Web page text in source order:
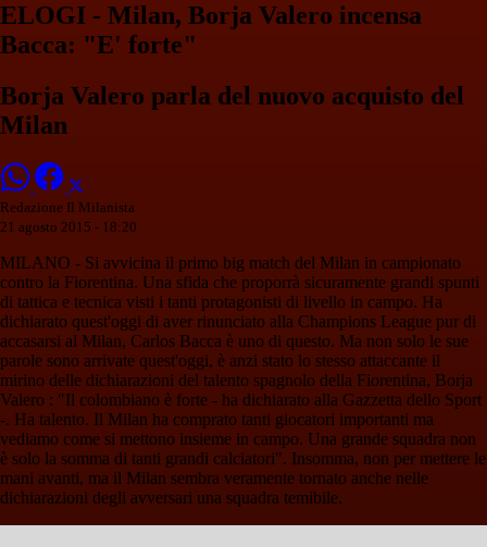
ELOGI - Milan, Borja Valero incensa
Bacca: "E' forte"
Borja Valero parla del nuovo acquisto del
Milan
Redazione Il Milanista
21 agosto 2015 - 18:20
MILANO - Si avvicina il primo big match del Milan in campionato
contro la Fiorentina. Una sfida che proporrà sicuramente grandi spunti
di tattica e tecnica visti i tanti protagonisti di livello in campo. Ha
dichiarato quest'oggi di aver rinunciato alla Champions League pur di
accasarsi al Milan, Carlos Bacca è uno di questo. Ma non solo le sue
parole sono arrivate quest'oggi, è anzi stato lo stesso attaccante il
mirino delle dichiarazioni del talento spagnolo della Fiorentina, Borja
Valero : "Il colombiano è forte - ha dichiarato alla Gazzetta dello Sport
-. Ha talento. Il Milan ha comprato tanti giocatori importanti ma
vediamo come si mettono insieme in campo. Una grande squadra non
è solo la somma di tanti grandi calciatori". Insomma, non per mettere le
mani avanti, ma il Milan sembra veramente tornato anche nelle
dichiarazioni degli avversari una squadra temibile.